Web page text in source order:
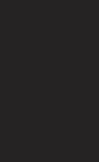
烤還是煎，都
定！✔ 平底鍋
！甜香交織的
，單吃就夠
足感。✔ 外出
吃！✔ 搭配沙
這盒蒜香蜂蜜
，重點是無